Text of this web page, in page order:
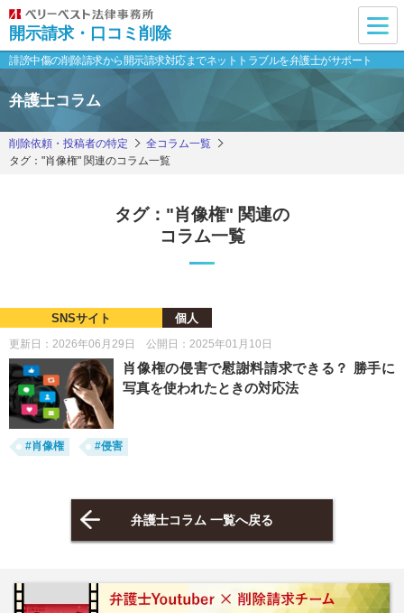
開示請求・口コミ削除
誹謗中傷の削除請求から開示請求対応までネットトラブルを弁護士がサポート
弁護士コラム
削除依頼・投稿者の特定
全コラム一覧
タグ："肖像権" 関連のコラム一覧
タグ："肖像権" 関連の
コラム一覧
SNSサイト 個人
更新日：2026年06月29日 公開日：2025年01月10日
肖像権の侵害で慰謝料請求できる？ 勝手に
写真を使われたときの対応法
#肖像権 #侵害
弁護士コラム 一覧へ戻る